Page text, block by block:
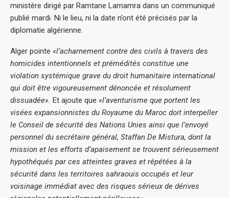
ministère dirigé par Ramtane Lamamra dans un communiqué
publié mardi. Ni le lieu, ni la date n’ont été précisés par la
diplomatie algérienne.
Alger pointe «l’acharnement contre des civils à travers des
homicides intentionnels et prémédités constitue une
violation systémique grave du droit humanitaire international
qui doit être vigoureusement dénoncée et résolument
dissuadée». Et ajoute que «l’aventurisme que portent les
visées expansionnistes du Royaume du Maroc doit interpeller
le Conseil de sécurité des Nations Unies ainsi que l’envoyé
personnel du secrétaire général, Staffan De Mistura, dont la
mission et les efforts d’apaisement se trouvent sérieusement
hypothéqués par ces atteintes graves et répétées à la
sécurité dans les territoires sahraouis occupés et leur
voisinage immédiat avec des risques sérieux de dérives